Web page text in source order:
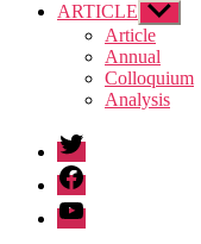
ARTICLE Show
sub
menu
Article
Annual
Colloquium
Analysis
twitter
facebook
Youtube